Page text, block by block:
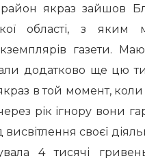
якраз зайшов
області, з
газети.
додатково ще цю
в той момент,
рік ігнору вони
своєї
4 тисячі